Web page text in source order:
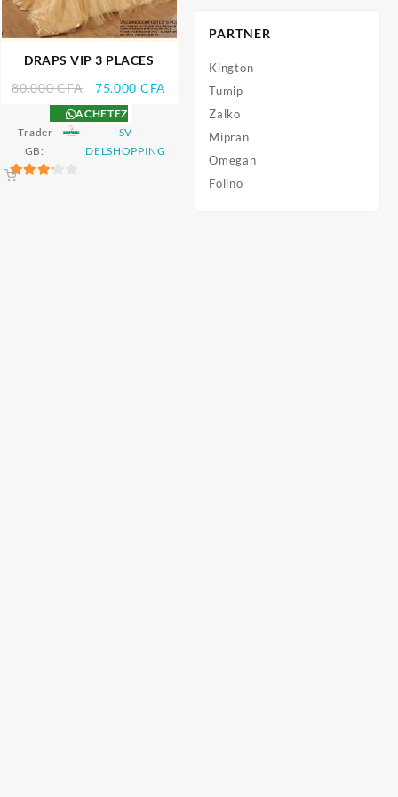
CFA.
DRAPS VIP 3 PLACES
80.000CFA
Le
prix
initial
75.000 CFA
75.000 CFA.
ACHETEZ
Trader
GB:
SV
DELSHOPPING
PARTNER
Kington
Tumip
Zalko
Mipran
Omegan
Folino